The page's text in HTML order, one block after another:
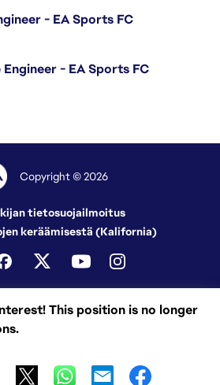
This position is no longer
- EA Sports FC
- EA Sports FC
Copyright © 2026
tietosuojailmoitus
keräämisestä (Kalifornia)